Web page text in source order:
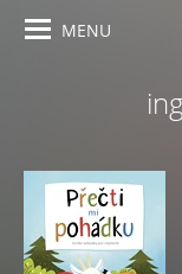
MENU